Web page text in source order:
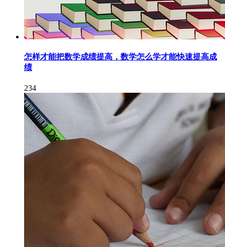
怎样才能把数学成绩提高，数学怎么学才能快速提高成
绩
234